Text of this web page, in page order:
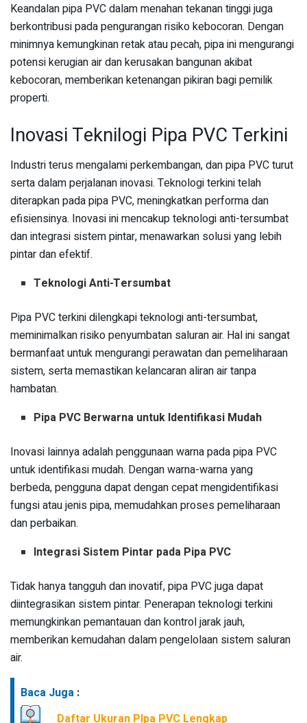
Keandalan pipa PVC dalam menahan tekanan tinggi juga
berkontribusi pada pengurangan risiko kebocoran. Dengan
minimnya kemungkinan retak atau pecah, pipa ini mengurangi
potensi kerugian air dan kerusakan bangunan akibat
kebocoran, memberikan ketenangan pikiran bagi pemilik
properti.
Inovasi Teknilogi Pipa PVC Terkini
Industri terus mengalami perkembangan, dan pipa PVC turut
serta dalam perjalanan inovasi. Teknologi terkini telah
diterapkan pada pipa PVC, meningkatkan performa dan
efisiensinya. Inovasi ini mencakup teknologi anti-tersumbat
dan integrasi sistem pintar, menawarkan solusi yang lebih
pintar dan efektif.
Teknologi Anti-Tersumbat
Pipa PVC terkini dilengkapi teknologi anti-tersumbat,
meminimalkan risiko penyumbatan saluran air. Hal ini sangat
bermanfaat untuk mengurangi perawatan dan pemeliharaan
sistem, serta memastikan kelancaran aliran air tanpa
hambatan.
Pipa PVC Berwarna untuk Identifikasi Mudah
Inovasi lainnya adalah penggunaan warna pada pipa PVC
untuk identifikasi mudah. Dengan warna-warna yang
berbeda, pengguna dapat dengan cepat mengidentifikasi
fungsi atau jenis pipa, memudahkan proses pemeliharaan
dan perbaikan.
Integrasi Sistem Pintar pada Pipa PVC
Tidak hanya tangguh dan inovatif, pipa PVC juga dapat
diintegrasikan sistem pintar. Penerapan teknologi terkini
memungkinkan pemantauan dan kontrol jarak jauh,
memberikan kemudahan dalam pengelolaan sistem saluran
air.
Baca Juga :
Daftar Ukuran PIpa PVC Lengkap